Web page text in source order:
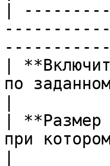
|
|
по
|
при